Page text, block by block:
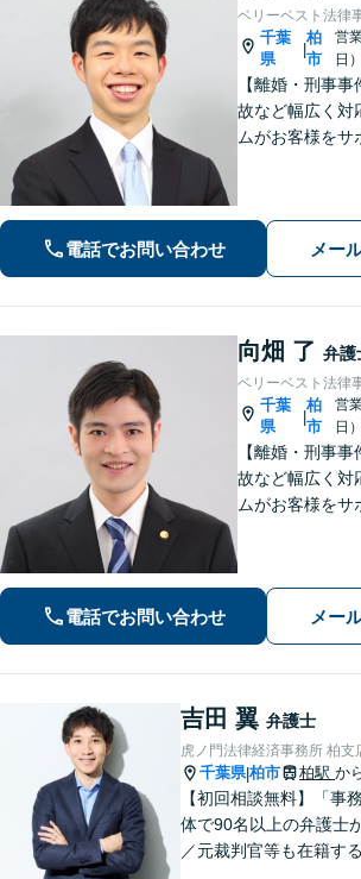
ベリーベスト法律
千葉
県
|
柏
市
営
日）
【離婚・刑事
故など幅広く対
ムがお客様をサ
電話でお問い合わせ メー
向畑 了 弁護
ベリーベスト法律
千葉
県
|
柏
市
営
日）
【離婚・刑事
故など幅広く対
ムがお客様をサ
電話でお問い合わせ メー
吉田 翼 弁護士
虎ノ門法律経済事務所 柏支
千葉県|柏市 柏駅 か
【初回相談無料】「事
体で90名以上の弁護士
／元裁判官等も在籍する